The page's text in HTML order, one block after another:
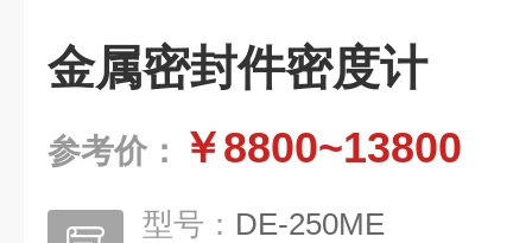
金属密封件密度计
参考价： ￥8800~13800
型号： DE-250ME